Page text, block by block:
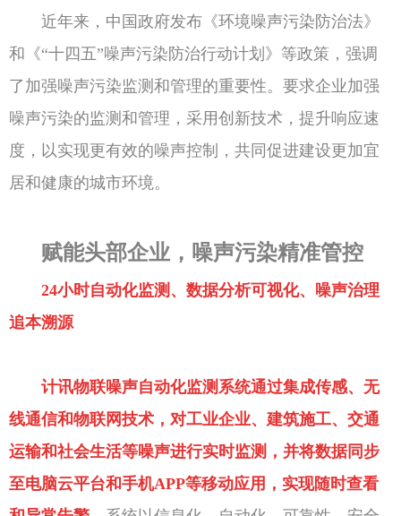
近年来，中国政府发布《环境噪声污染防治法》
和《“十四五”噪声污染防治行动计划》等政策，强调
了加强噪声污染监测和管理的重要性。要求企业加强
噪声污染的监测和管理，采用创新技术，提升响应速
度，以实现更有效的噪声控制，共同促进建设更加宜
居和健康的城市环境。
赋能头部企业，噪声污染精准管控
24小时自动化监测、数据分析可视化、噪声治理
追本溯源
计讯物联噪声自动化监测系统通过集成传感、无
线通信和物联网技术，对工业企业、建筑施工、交通
运输和社会生活等噪声进行实时监测，并将数据同步
至电脑云平台和手机APP等移动应用，实现随时查看